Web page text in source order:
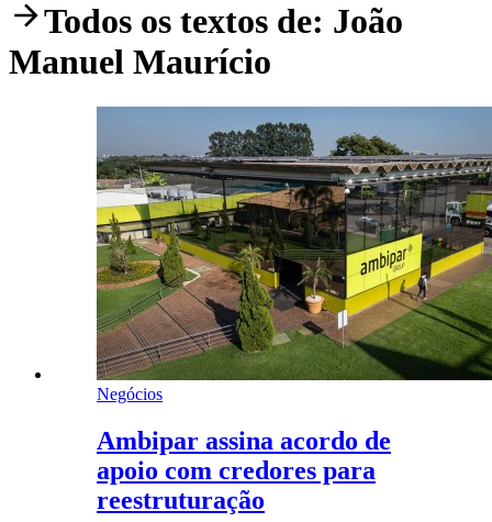
Todos os textos de: João
Manuel Maurício
Negócios
Ambipar assina acordo de
apoio com credores para
reestruturação